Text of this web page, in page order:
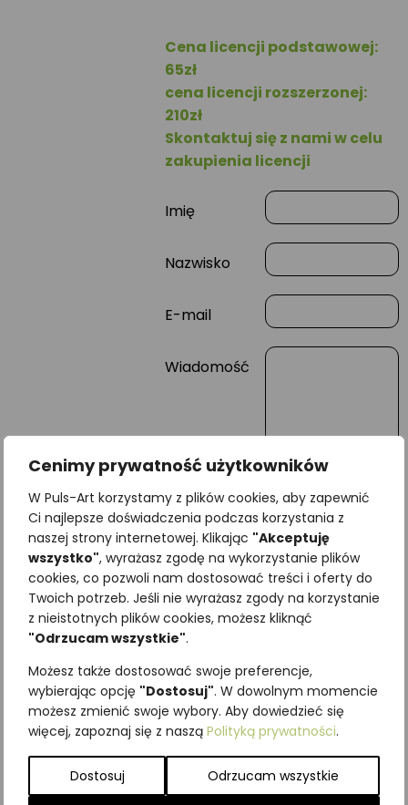
Cenimy prywatność użytkowników
W Puls-Art korzystamy z plików cookies, aby zapewnić
Ci najlepsze doświadczenia podczas korzystania z
naszej strony internetowej. Klikając "Akceptuję
wszystko", wyrażasz zgodę na wykorzystanie plików
cookies, co pozwoli nam dostosować treści i oferty do
Twoich potrzeb. Jeśli nie wyrażasz zgody na korzystanie
z nieistotnych plików cookies, możesz kliknąć
"Odrzucam wszystkie".
Możesz także dostosować swoje preferencje,
wybierając opcję "Dostosuj". W dowolnym momencie
możesz zmienić swoje wybory. Aby dowiedzieć się
więcej, zapoznaj się z naszą Polityką prywatności.
Dostosuj Odrzucam wszystkie
Cena licencji podstawowej:
65zł
cena licencji rozszerzonej:
210zł
Skontaktuj się z nami w celu
zakupienia licencji
Imię
Nazwisko
E-mail
Wiadomość
Najniższa cena z ostatnich 30
dni:65,00zł
SKU:Brak danych
Kategorie:
Zwierzęta leśne
Podobne produkty